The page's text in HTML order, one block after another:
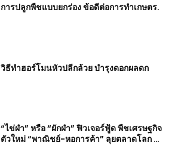
การปลูกพืชแบบยกร่อง ข้อดีต่อการทำเกษตร.
วิธีทำฮอร์โมนหัวปลีกล้วย บำรุงดอกผลดก
“ไข่ผำ” หรือ “ผักผำ” ฟิวเจอร์ฟู้ด พืชเศรษฐกิจ
ตัวใหม่ “พาณิชย์-หอการค้า” ลุยตลาดโลก 6